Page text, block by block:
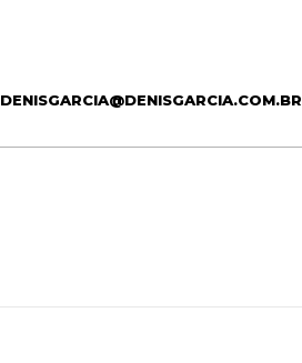
DENISGARCIA@DENISGARCIA.COM.BR